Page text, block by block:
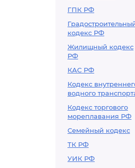
ГПК РФ
кодекс РФ
Жилищный кодекс
РФ
КАС РФ
Кодекс
водного
Кодекс торгового
мореплавания РФ
Семейный кодекс
ТК РФ
УИК РФ